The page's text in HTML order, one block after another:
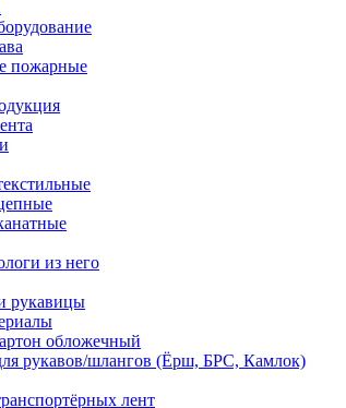
пожарные
из него
рукавицы
обложечный
рукавов/шлангов (Ёрш, БРС, Камлок)
лент